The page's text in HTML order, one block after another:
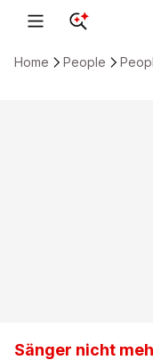
Home People
Sänger nicht